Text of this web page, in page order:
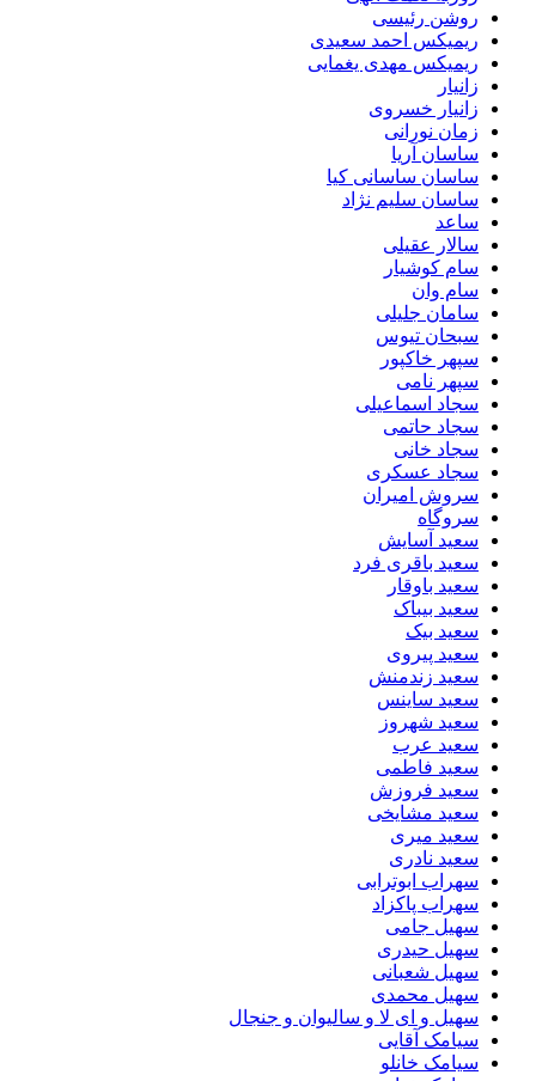
روشن رئیسی
ریمیکس احمد سعیدی
ریمیکس مهدی یغمایی
زانیار
زانیار خسروی
زمان نورانی
ساسان آریا
ساسان ساسانی کیا
ساسان سلیم نژاد
ساعد
سالار عقیلی
سام کوشیار
سام وان
سامان جلیلی
سبحان تیوس
سپهر خاکپور
سپهر نامی
سجاد اسماعیلی
سجاد حاتمی
سجاد خانی
سجاد عسکری
سروش امیران
سروگاه
سعید آسایش
سعید باقری فرد
سعید باوقار
سعید بیباک
سعید بیک
سعید پیروی
سعید زندمنش
سعید ساینس
سعید شهروز
سعید عرب
سعید فاطمی
سعید فروزش
سعید مشایخی
سعید میری
سعید نادری
سهراب ابوترابی
سهراب پاکزاد
سهیل جامی
سهیل حیدری
سهیل شعبانی
سهیل محمدی
سهیل و ای لا و سالیوان و جنجال
سیامک آقایی
سیامک خانلو